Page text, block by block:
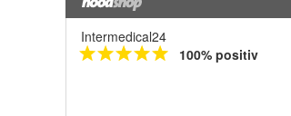
Intermedical24
100% positiv